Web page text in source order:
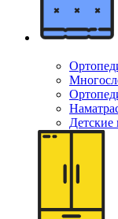
Детские